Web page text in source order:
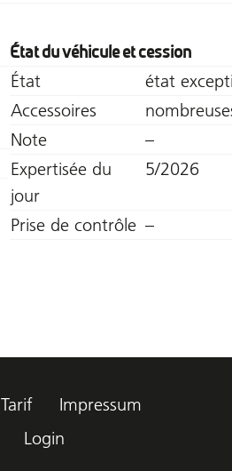
État du véhicule et cession
État
état
Accessoires
Note
–
Expertisée du
jour
5/2026
Prise de contrôle –
Tarif
Impressum
Login